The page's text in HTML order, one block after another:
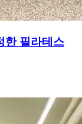
한 필라테스